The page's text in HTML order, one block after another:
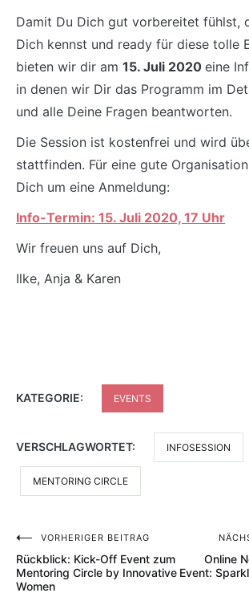
Damit Du Dich gut vorbereitet fühlst,
Dich kennst und ready für diese tolle
bieten wir dir am 15. Juli 2020 eine
in denen wir Dir das Programm im
und alle Deine Fragen beantworten.
Die Session ist kostenfrei und wird
stattfinden. Für eine gute
Dich um eine Anmeldung:
Info-Termin: 15. Juli 2020, 17 Uhr
Wir freuen uns auf Dich,
Ilke, Anja & Karen
KATEGORIE: EVENTS
VERSCHLAGWORTET: INFOSESSION
MENTORING CIRCLE
Beitragsnavigation
VORHERIGER BEITRAG
Rückblick: Kick-Off Event zum
Mentoring Circle by Innovative
Women
Online
Event: